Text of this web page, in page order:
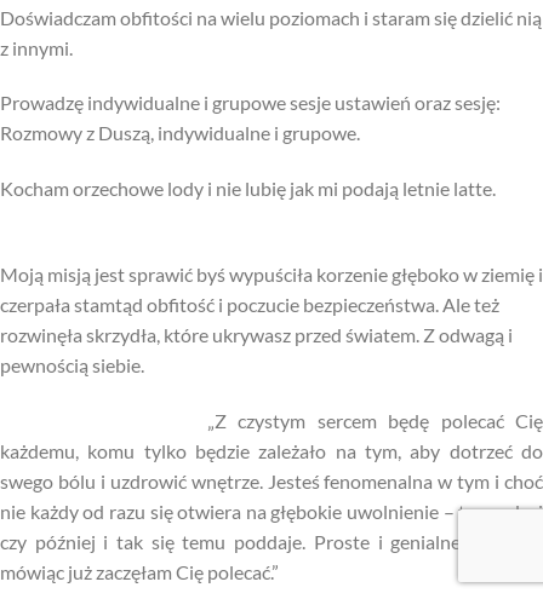
Doświadczam obfitości na wielu poziomach i staram się dzielić nią
z innymi.
Prowadzę indywidualne i grupowe sesje ustawień oraz sesję:
Rozmowy z Duszą, indywidualne i grupowe.
Kocham orzechowe lody i nie lubię jak mi podają letnie latte.
Moją misją jest sprawić byś wypuściła korzenie głęboko w ziemię i
czerpała stamtąd obfitość i poczucie bezpieczeństwa. Ale też
rozwinęła skrzydła, które ukrywasz przed światem. Z odwagą i
pewnością siebie.
„Z czystym sercem będę polecać Cię
każdemu, komu tylko będzie zależało na tym, aby dotrzeć do
swego bólu i uzdrowić wnętrze. Jesteś fenomenalna w tym i choć
nie każdy od razu się otwiera na głębokie uwolnienie – to prędzej
czy później i tak się temu poddaje. Proste i genialne. Szczerze
mówiąc już zaczęłam Cię polecać.”